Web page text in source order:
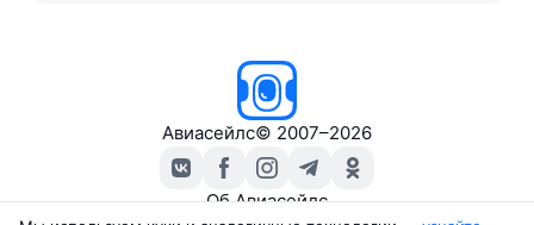
Авиасейлс© 2007–2026
Об Авиасейлс